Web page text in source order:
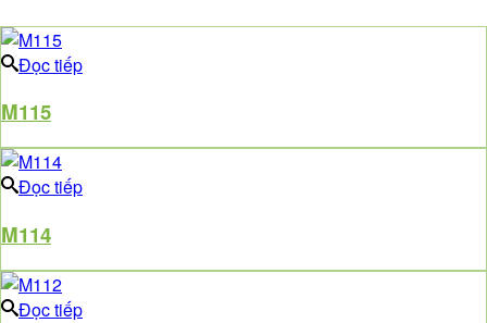
Đọc tiếp
M115
Đọc tiếp
M114
Đọc tiếp